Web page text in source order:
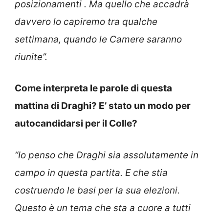
posizionamenti . Ma quello che accadrà
davvero lo capiremo tra qualche
settimana, quando le Camere saranno
riunite”.
Come interpreta le parole di questa
mattina di Draghi? E’ stato un modo per
autocandidarsi per il Colle?
“Io penso che Draghi sia assolutamente in
campo in questa partita. E che stia
costruendo le basi per la sua elezioni.
Questo è un tema che sta a cuore a tutti